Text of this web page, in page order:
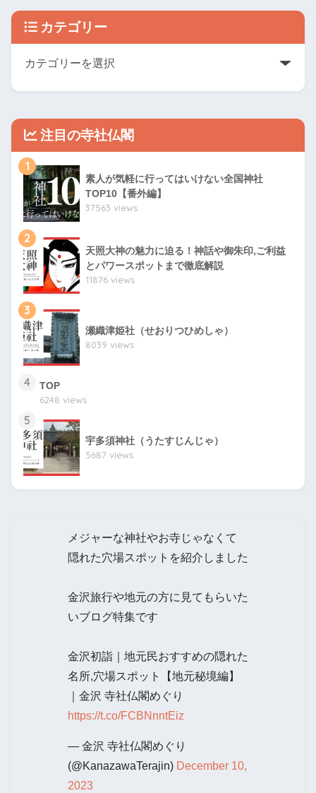
カテゴリー
注目の寺社仏閣
1
素人が気軽に行ってはいけない全国神社
TOP10【番外編】
37563 views
2
天照大神の魅力に迫る！神話や御朱印,ご利益
とパワースポットまで徹底解説
11876 views
3
瀬織津姫社（せおりつひめしゃ）
8039 views
4
TOP
6248 views
5
宇多須神社（うたすじんじゃ）
5687 views
メジャーな神社やお寺じゃなくて
隠れた穴場スポットを紹介しました
金沢旅行や地元の方に見てもらいた
いブログ特集です
金沢初詣｜地元民おすすめの隠れた
名所,穴場スポット【地元秘境編】
｜金沢 寺社仏閣めぐり
https://t.co/FCBNnntEiz
— 金沢 寺社仏閣めぐり
(@KanazawaTerajin) December 10,
2023